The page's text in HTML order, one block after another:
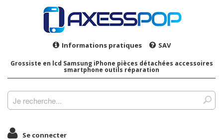
Informations pratiques SAV
Grossiste en lcd Samsung iPhone pièces détachées accessoires
smartphone outils réparation
Se connecter